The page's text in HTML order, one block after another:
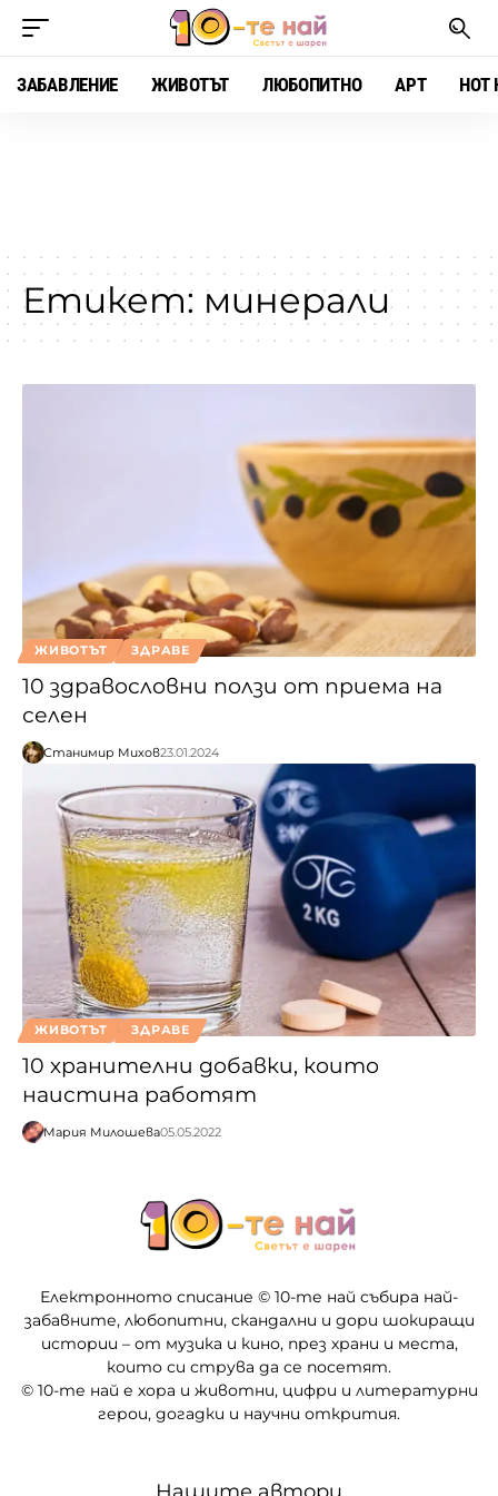
ЗАБАВЛЕНИЕ ЖИВОТЪТ ЛЮБОПИТНО АРТ HOT
Етикет: минерали
ЖИВОТЪТ ЗДРАВЕ
10 здравословни ползи от приема на
селен
Станимир Михов23.01.2024
ЖИВОТЪТ ЗДРАВЕ
10 хранителни добавки, които
наистина работят
Мария Милошева05.05.2022
Електронното списание © 10-те най събира най-
забавните, любопитни, скандални и дори шокиращи
истории – от музика и кино, през храни и места,
които си струва да се посетят.
© 10-те най е хора и животни, цифри и литературни
герои, догадки и научни открития.